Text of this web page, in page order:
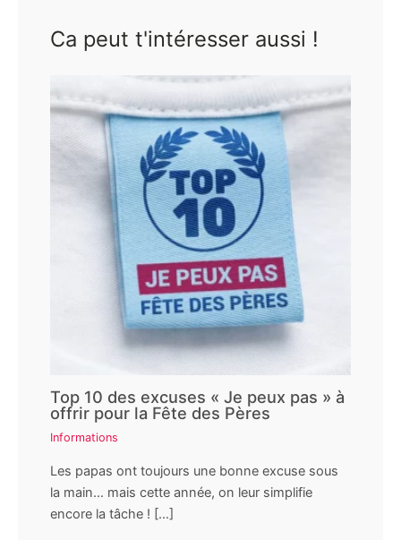
Ca peut t'intéresser aussi !
Top 10 des excuses « Je peux pas » à
offrir pour la Fête des Pères
Informations
Les papas ont toujours une bonne excuse sous
la main… mais cette année, on leur simplifie
encore la tâche ! […]